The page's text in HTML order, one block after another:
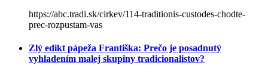
https://abc.tradi.sk/cirkev/114-traditionis-custodes-chodte-
prec-rozpustam-vas
Zlý edikt pápeža Františka: Prečo je posadnutý
vyhladením malej skupiny tradicionalistov?